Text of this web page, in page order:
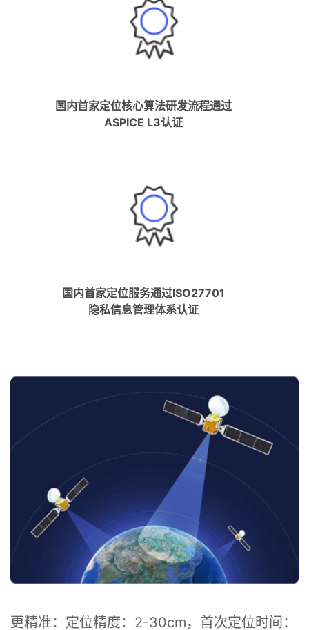
国内首家定位核心算法研发流程通过
ASPICE L3认证
国内首家定位服务通过ISO27701
隐私信息管理体系认证
更精准：定位精度：2-30cm，首次定位时间：